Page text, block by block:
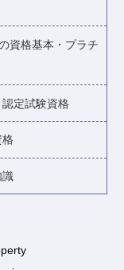
資格基本・プラチ
定試験資格
格
識